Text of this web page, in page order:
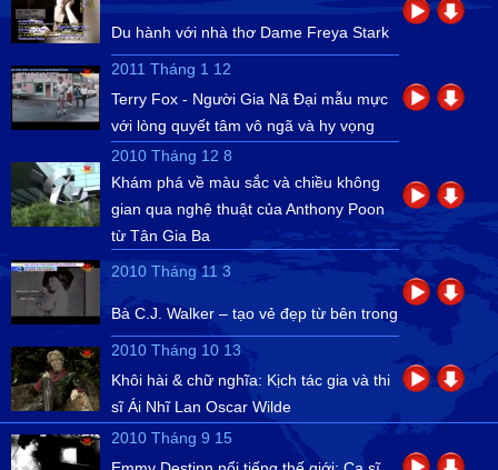
Du hành với nhà thơ Dame Freya Stark
2011 Tháng 1 12
Terry Fox - Người Gia Nã Đại mẫu mực
với lòng quyết tâm vô ngã và hy vọng
2010 Tháng 12 8
Khám phá về màu sắc và chiều không
gian qua nghệ thuật của Anthony Poon
từ Tân Gia Ba
2010 Tháng 11 3
Bà C.J. Walker – tạo vẻ đẹp từ bên trong
2010 Tháng 10 13
Khôi hài & chữ nghĩa: Kịch tác gia và thi
sĩ Ái Nhĩ Lan Oscar Wilde
2010 Tháng 9 15